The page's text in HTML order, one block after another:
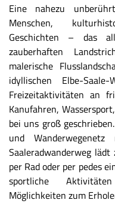
Eine nahezu
Menschen,
Geschichten – das
zauberhaften
malerische
idyllischen Elbe-
Freizeitaktivitäten an
Kanufahren,
bei uns groß
und
Saaleradwanderweg
per Rad oder per pedes
sportliche
Möglichkeiten zum